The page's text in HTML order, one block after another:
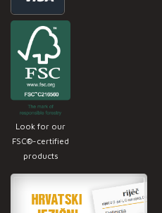
Look for our
FSC®-certified
products